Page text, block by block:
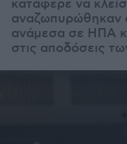
κατάφερε να
αναζωπυρώθηκαν
ανάμεσα σε ΗΠΑ
στις αποδόσεις